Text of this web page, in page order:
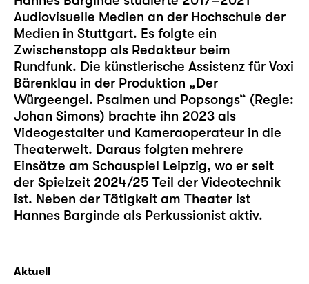
Audiovisuelle Medien an der Hochschule der
Medien in Stuttgart. Es folgte ein
Zwischenstopp als Redakteur beim
Rundfunk. Die künstlerische Assistenz für Voxi
Bärenklau in der Produktion „Der
Würgeengel. Psalmen und Popsongs“ (Regie:
Johan Simons) brachte ihn 2023 als
Videogestalter und Kameraoperateur in die
Theaterwelt. Daraus folgten mehrere
Einsätze am Schauspiel Leipzig, wo er seit
der Spielzeit 2024/25 Teil der Videotechnik
ist. Neben der Tätigkeit am Theater ist
Hannes Barginde als Perkussionist aktiv.
Aktuell